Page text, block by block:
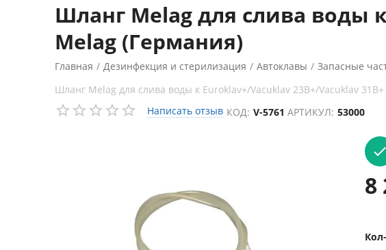
Шланг Melag для слива воды
Melag (Германия)
Главная / Дезинфекция и стерилизация / Автоклавы / Запасные
Шланг Melag для слива воды к Euroklav+/Vacuklav 23B+/Vacuklav 31B+
Написать отзыв КОД: V-5761 АРТИКУЛ: 53000
8